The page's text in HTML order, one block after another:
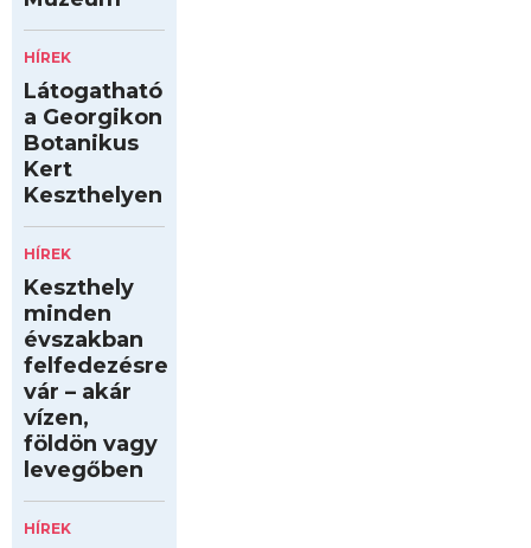
HÍREK
Látogatható
a Georgikon
Botanikus
Kert
Keszthelyen
HÍREK
Keszthely
minden
évszakban
felfedezésre
vár – akár
vízen,
földön vagy
levegőben
HÍREK